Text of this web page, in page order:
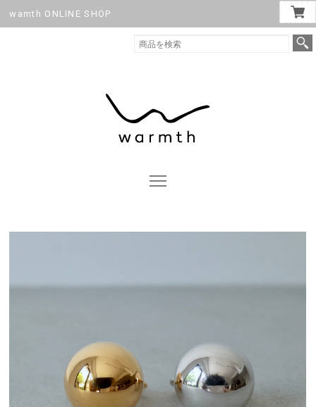
wamth ONLINE SHOP